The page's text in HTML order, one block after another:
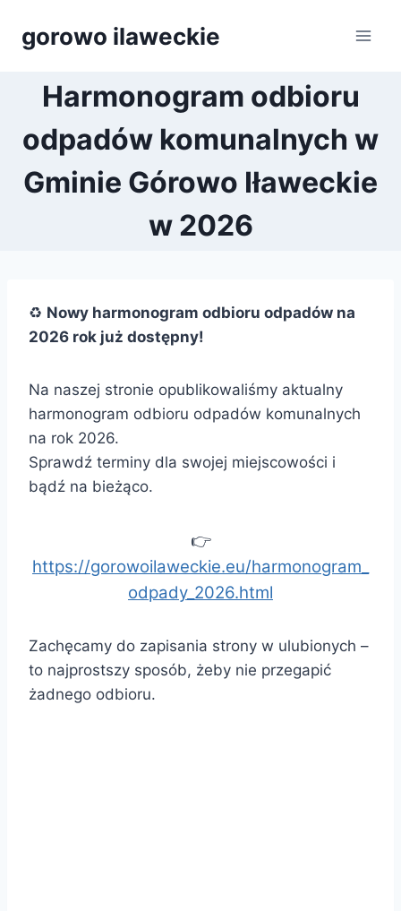
gorowo ilaweckie
Harmonogram odbioru
odpadów komunalnych w
Gminie Górowo Iławeckie
w 2026
♻️ Nowy harmonogram odbioru odpadów na
2026 rok już dostępny!
Na naszej stronie opublikowaliśmy aktualny
harmonogram odbioru odpadów komunalnych
na rok 2026.
Sprawdź terminy dla swojej miejscowości i
bądź na bieżąco.
👉
https://gorowoilaweckie.eu/harmonogram_
odpady_2026.html
Zachęcamy do zapisania strony w ulubionych –
to najprostszy sposób, żeby nie przegapić
żadnego odbioru.